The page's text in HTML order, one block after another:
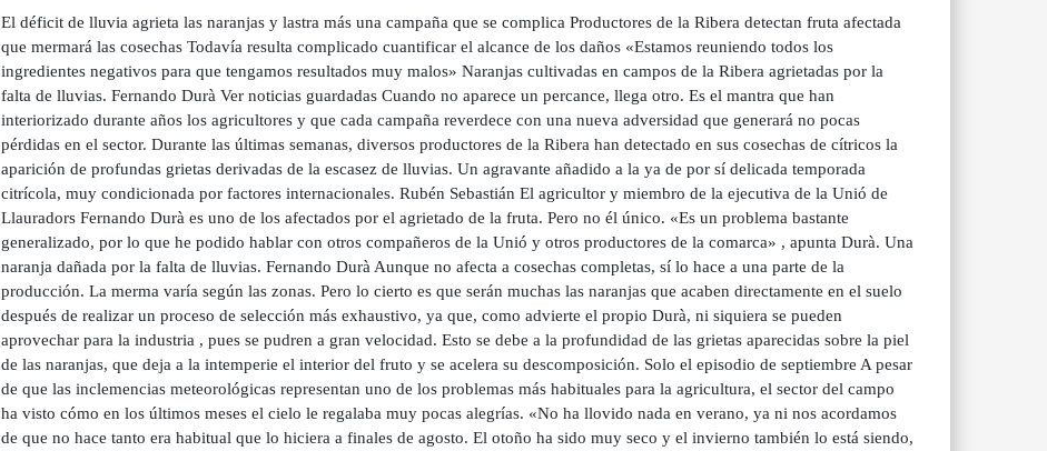
El déficit de lluvia agrieta las naranjas y lastra más una campaña que se complica Productores de la Ribera detectan fruta afectada
que mermará las cosechas Todavía resulta complicado cuantificar el alcance de los daños «Estamos reuniendo todos los
ingredientes negativos para que tengamos resultados muy malos» Naranjas cultivadas en campos de la Ribera agrietadas por la
falta de lluvias. Fernando Durà Ver noticias guardadas Cuando no aparece un percance, llega otro. Es el mantra que han
interiorizado durante años los agricultores y que cada campaña reverdece con una nueva adversidad que generará no pocas
pérdidas en el sector. Durante las últimas semanas, diversos productores de la Ribera han detectado en sus cosechas de cítricos la
aparición de profundas grietas derivadas de la escasez de lluvias. Un agravante añadido a la ya de por sí delicada temporada
citrícola, muy condicionada por factores internacionales. Rubén Sebastián El agricultor y miembro de la ejecutiva de la Unió de
Llauradors Fernando Durà es uno de los afectados por el agrietado de la fruta. Pero no él único. «Es un problema bastante
generalizado, por lo que he podido hablar con otros compañeros de la Unió y otros productores de la comarca» , apunta Durà. Una
naranja dañada por la falta de lluvias. Fernando Durà Aunque no afecta a cosechas completas, sí lo hace a una parte de la
producción. La merma varía según las zonas. Pero lo cierto es que serán muchas las naranjas que acaben directamente en el suelo
después de realizar un proceso de selección más exhaustivo, ya que, como advierte el propio Durà, ni siquiera se pueden
aprovechar para la industria , pues se pudren a gran velocidad. Esto se debe a la profundidad de las grietas aparecidas sobre la piel
de las naranjas, que deja a la intemperie el interior del fruto y se acelera su descomposición. Solo el episodio de septiembre A pesar
de que las inclemencias meteorológicas representan uno de los problemas más habituales para la agricultura, el sector del campo
ha visto cómo en los últimos meses el cielo le regalaba muy pocas alegrías. «No ha llovido nada en verano, ya ni nos acordamos
de que no hace tanto era habitual que lo hiciera a finales de agosto. El otoño ha sido muy seco y el invierno también lo está siendo,